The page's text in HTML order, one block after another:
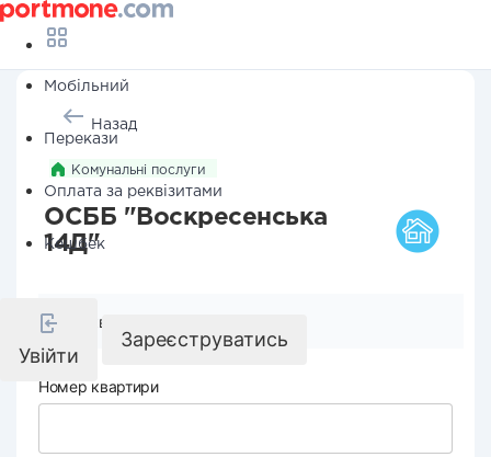
Мобільний
Перекази
Оплата за реквізитами
Кешбек
Увійти
Зареєструватись
Назад
Комунальні послуги
ОСББ "Воскресенська
14Д"
Реквізити компанії
Номер квартири